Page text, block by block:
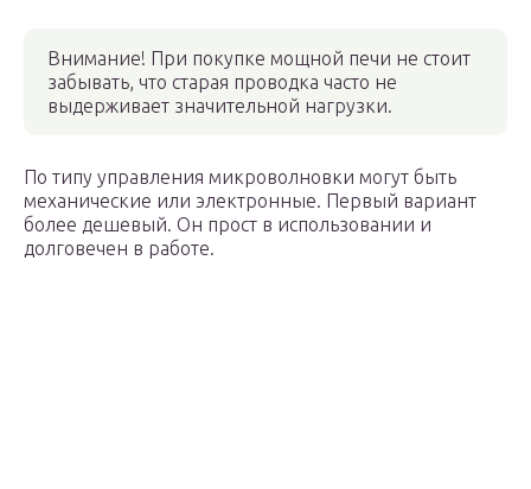
Внимание! При покупке мощной печи не стоит
забывать, что старая проводка часто не
выдерживает значительной нагрузки.
По типу управления микроволновки могут быть
механические или электронные. Первый вариант
более дешевый. Он прост в использовании и
долговечен в работе.